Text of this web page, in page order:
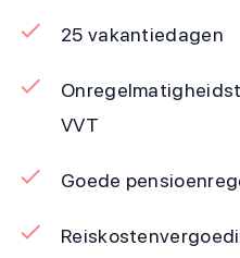
25 vakantiedagen
VVT
Goede